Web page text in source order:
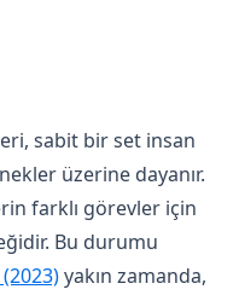
sabit bir set insan
üzerine dayanır.
farklı görevler için
Bu durumu
(opens in a new
yakın zamanda,